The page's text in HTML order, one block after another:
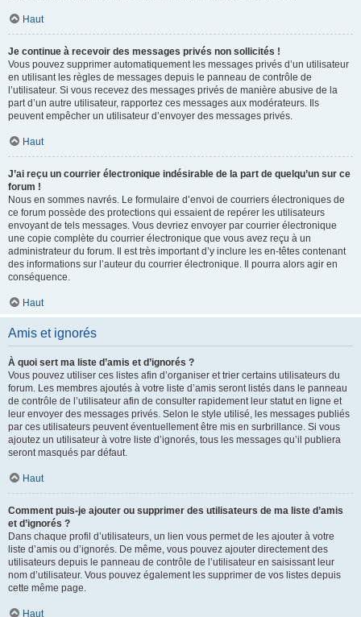
Haut
Je continue à recevoir des messages privés non sollicités !
Vous pouvez supprimer automatiquement les messages privés d’un utilisateur
en utilisant les règles de messages depuis le panneau de contrôle de
l’utilisateur. Si vous recevez des messages privés de manière abusive de la
part d’un autre utilisateur, rapportez ces messages aux modérateurs. Ils
peuvent empêcher un utilisateur d’envoyer des messages privés.
Haut
J’ai reçu un courrier électronique indésirable de la part de quelqu’un sur ce
forum !
Nous en sommes navrés. Le formulaire d’envoi de courriers électroniques de
ce forum possède des protections qui essaient de repérer les utilisateurs
envoyant de tels messages. Vous devriez envoyer par courrier électronique
une copie complète du courrier électronique que vous avez reçu à un
administrateur du forum. Il est très important d’y inclure les en-têtes contenant
des informations sur l’auteur du courrier électronique. Il pourra alors agir en
conséquence.
Haut
Amis et ignorés
À quoi sert ma liste d’amis et d’ignorés ?
Vous pouvez utiliser ces listes afin d’organiser et trier certains utilisateurs du
forum. Les membres ajoutés à votre liste d’amis seront listés dans le panneau
de contrôle de l’utilisateur afin de consulter rapidement leur statut en ligne et
leur envoyer des messages privés. Selon le style utilisé, les messages publiés
par ces utilisateurs peuvent éventuellement être mis en surbrillance. Si vous
ajoutez un utilisateur à votre liste d’ignorés, tous les messages qu’il publiera
seront masqués par défaut.
Haut
Comment puis-je ajouter ou supprimer des utilisateurs de ma liste d’amis
et d’ignorés ?
Dans chaque profil d’utilisateurs, un lien vous permet de les ajouter à votre
liste d’amis ou d’ignorés. De même, vous pouvez ajouter directement des
utilisateurs depuis le panneau de contrôle de l’utilisateur en saisissant leur
nom d’utilisateur. Vous pouvez également les supprimer de vos listes depuis
cette même page.
Haut